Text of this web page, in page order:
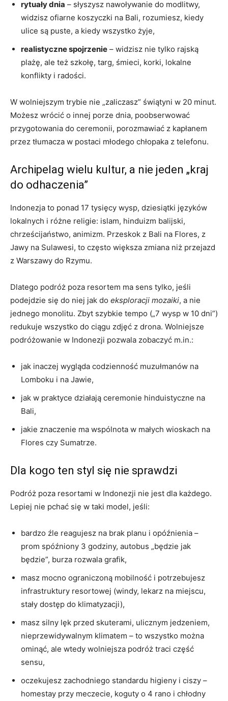
rytuały dnia – słyszysz nawoływanie do modlitwy,
widzisz ofiarne koszyczki na Bali, rozumiesz, kiedy
ulice są puste, a kiedy wszystko żyje,
realistyczne spojrzenie – widzisz nie tylko rajską
plażę, ale też szkołę, targ, śmieci, korki, lokalne
konflikty i radości.
W wolniejszym trybie nie „zaliczasz” świątyni w 20 minut.
Możesz wrócić o innej porze dnia, poobserwować
przygotowania do ceremonii, porozmawiać z kapłanem
przez tłumacza w postaci młodego chłopaka z telefonu.
Archipelag wielu kultur, a nie jeden „kraj
do odhaczenia”
Indonezja to ponad 17 tysięcy wysp, dziesiątki języków
lokalnych i różne religie: islam, hinduizm balijski,
chrześcijaństwo, animizm. Przeskok z Bali na Flores, z
Jawy na Sulawesi, to często większa zmiana niż przejazd
z Warszawy do Rzymu.
Dlatego podróż poza resortem ma sens tylko, jeśli
podejdzie się do niej jak do eksploracji mozaiki, a nie
jednego monolitu. Zbyt szybkie tempo („7 wysp w 10 dni”)
redukuje wszystko do ciągu zdjęć z drona. Wolniejsze
podróżowanie w Indonezji pozwala zobaczyć m.in.:
jak inaczej wygląda codzienność muzułmanów na
Lomboku i na Jawie,
jak w praktyce działają ceremonie hinduistyczne na
Bali,
jakie znaczenie ma wspólnota w małych wioskach na
Flores czy Sumatrze.
Dla kogo ten styl się nie sprawdzi
Podróż poza resortami w Indonezji nie jest dla każdego.
Lepiej nie pchać się w taki model, jeśli:
bardzo źle reagujesz na brak planu i opóźnienia –
prom spóźniony 3 godziny, autobus „będzie jak
będzie”, burza rozwala grafik,
masz mocno ograniczoną mobilność i potrzebujesz
infrastruktury resortowej (windy, lekarz na miejscu,
stały dostęp do klimatyzacji),
masz silny lęk przed skuterami, ulicznym jedzeniem,
nieprzewidywalnym klimatem – to wszystko można
ominąć, ale wtedy wolniejsza podróż traci część
sensu,
oczekujesz zachodniego standardu higieny i ciszy –
homestay przy meczecie, koguty o 4 rano i chłodny